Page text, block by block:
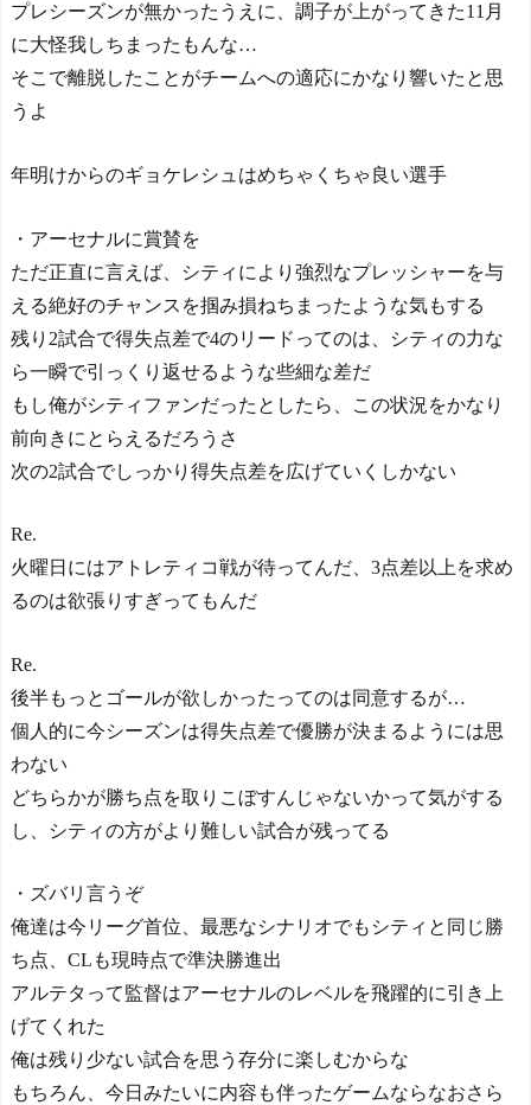
プレシーズンが無かったうえに、調子が上がってきた11月
に大怪我しちまったもんな…
そこで離脱したことがチームへの適応にかなり響いたと思
うよ
年明けからのギョケレシュはめちゃくちゃ良い選手
・アーセナルに賞賛を
ただ正直に言えば、シティにより強烈なプレッシャーを与
える絶好のチャンスを掴み損ねちまったような気もする
残り2試合で得失点差で4のリードってのは、シティの力な
ら一瞬で引っくり返せるような些細な差だ
もし俺がシティファンだったとしたら、この状況をかなり
前向きにとらえるだろうさ
次の2試合でしっかり得失点差を広げていくしかない
Re.
火曜日にはアトレティコ戦が待ってんだ、3点差以上を求め
るのは欲張りすぎってもんだ
Re.
後半もっとゴールが欲しかったってのは同意するが…
個人的に今シーズンは得失点差で優勝が決まるようには思
わない
どちらかが勝ち点を取りこぼすんじゃないかって気がする
し、シティの方がより難しい試合が残ってる
・ズバリ言うぞ
俺達は今リーグ首位、最悪なシナリオでもシティと同じ勝
ち点、CLも現時点で準決勝進出
アルテタって監督はアーセナルのレベルを飛躍的に引き上
げてくれた
俺は残り少ない試合を思う存分に楽しむからな
もちろん、今日みたいに内容も伴ったゲームならなおさら